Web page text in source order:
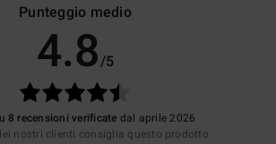
Punteggio medio
4.8/5
8 recensioni verificate dal aprile 2026
nostri clienti consiglia questo prodotto